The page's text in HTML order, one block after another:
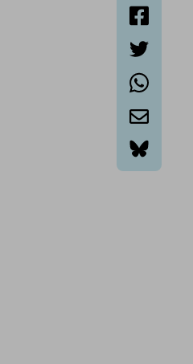
bluesky